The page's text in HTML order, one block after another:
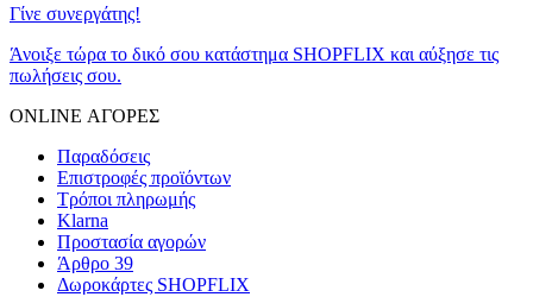
Γίνε συνεργάτης!
Άνοιξε τώρα το δικό σου κατάστημα SHOPFLIX και αύξησε τις
πωλήσεις σου.
ONLINE ΑΓΟΡΕΣ
Παραδόσεις
Επιστροφές προϊόντων
Τρόποι πληρωμής
Klarna
Προστασία αγορών
Άρθρο 39
Δωροκάρτες SHOPFLIX